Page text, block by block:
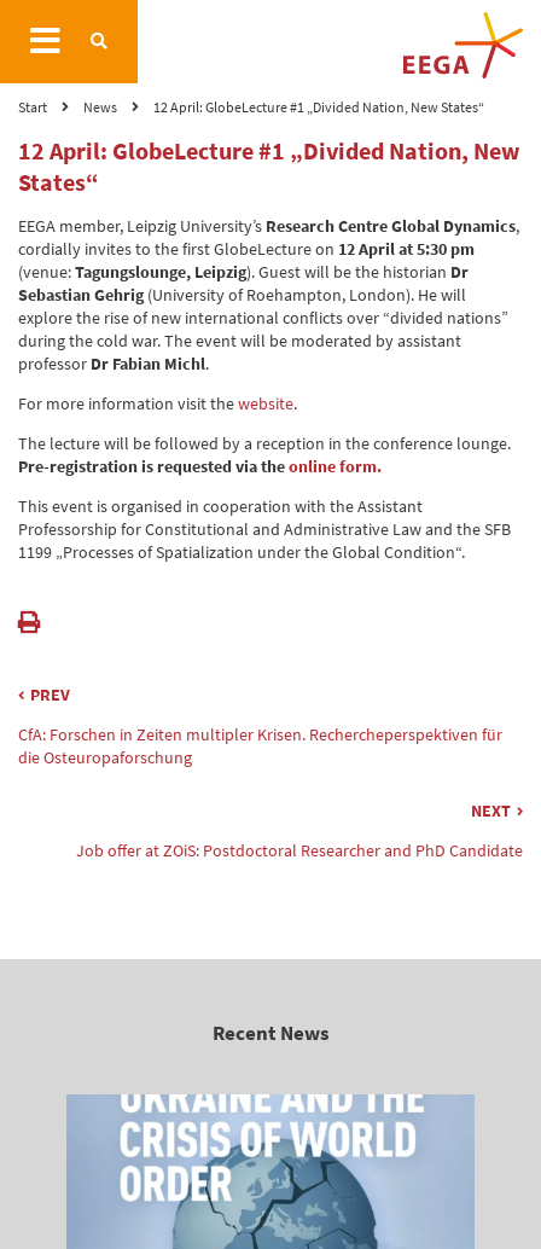
Start News 12 April: GlobeLecture #1 „Divided Nation, New States“
12 April: GlobeLecture #1 „Divided Nation, New
States“
EEGA member, Leipzig University’s Research Centre Global Dynamics,
cordially invites to the first GlobeLecture on 12 April at 5:30 pm
(venue:Tagungslounge, Leipzig). Guest will be the historian Dr
Sebastian Gehrig(University of Roehampton, London). He will
explore the rise of new international conflicts over “divided nations”
during the cold war. The event will be moderated by assistant
professor Dr Fabian Michl.
For more information visit thewebsite.
The lecture will be followed by a reception in the conference lounge.
Pre-registration is requested via theonline form.
This event is organised in cooperation with the Assistant
Professorship for Constitutional and Administrative Law and the SFB
1199 „Processes of Spatialization under the Global Condition“.
PREV
CfA: Forschen in Zeiten multipler Krisen. Rechercheperspektiven für
die Osteuropaforschung
NEXT
Job offer at ZOiS: Postdoctoral Researcher and PhD Candidate
Recent News